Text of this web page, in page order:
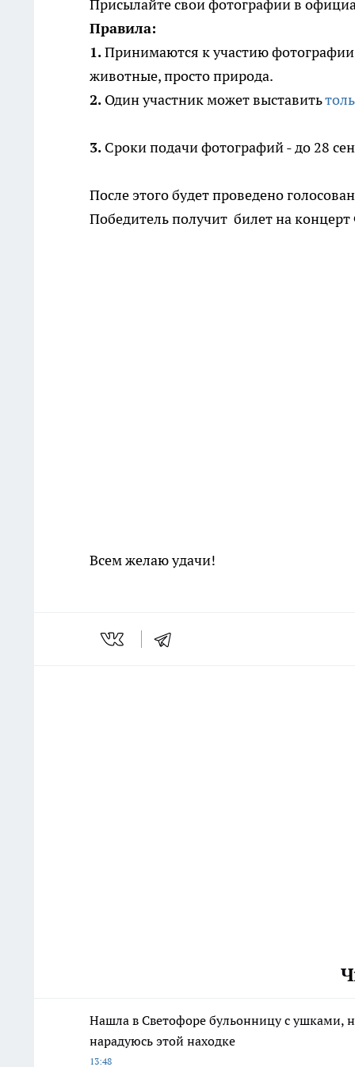
Присылайте свои фотографии в
Правила:
1.Принимаются к участию
животные, просто природа.
2. Один участник может выставить
3. Сроки подачи фотографий - до 28
После этого будет проведено
Победитель получит билет на
Всем желаю удачи!
Нашла в Светофоре бульонницу с ушками,
нарадуюсь этой находке
13:48